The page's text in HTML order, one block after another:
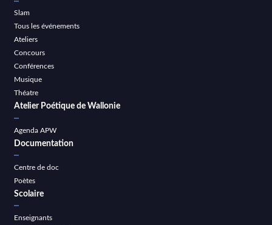
Slam
Tous les événements
Ateliers
Concours
Conférences
Musique
Théatre
Atelier Poétique de Wallonie
Agenda APW
Documentation
Centre de doc
Poètes
Scolaire
Enseignants